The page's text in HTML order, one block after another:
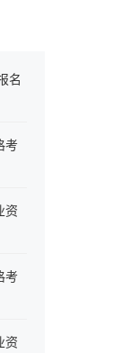
名
考
资
考
资